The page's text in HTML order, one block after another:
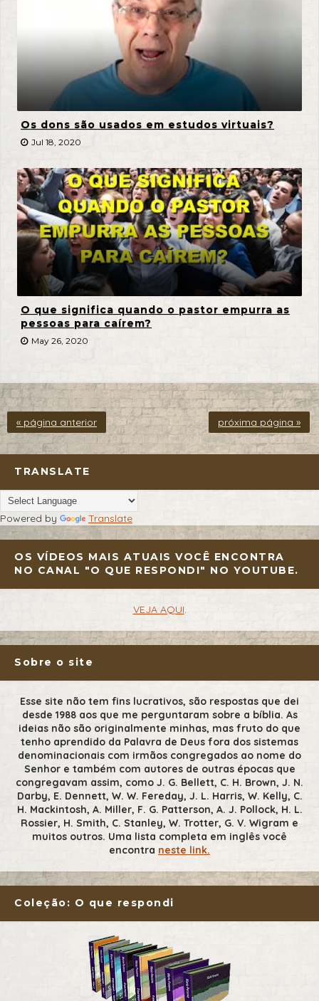
Os dons são usados em estudos virtuais?
Jul 18, 2020
O que significa quando o pastor empurra as
pessoas para caírem?
May 26, 2020
« página anterior próxima página »
TRANSLATE
Powered by Translate
OS VÍDEOS MAIS ATUAIS VOCÊ ENCONTRA
NO CANAL "O QUE RESPONDI" NO YOUTUBE.
VEJA AQUI.
Sobre o site
Esse site não tem fins lucrativos, são respostas que dei
desde 1988 aos que me perguntaram sobre a bíblia. As
ideias não são originalmente minhas, mas fruto do que
tenho aprendido da Palavra de Deus fora dos sistemas
denominacionais com irmãos congregados ao nome do
Senhor e também com autores de outras épocas que
congregavam assim, como J. G. Bellett, C. H. Brown, J. N.
Darby, E. Dennett, W. W. Fereday, J. L. Harris, W. Kelly, C.
H. Mackintosh, A. Miller, F. G. Patterson, A. J. Pollock, H. L.
Rossier, H. Smith, C. Stanley, W. Trotter, G. V. Wigram e
muitos outros. Uma lista completa em inglês você
encontra neste link.
Coleção: O que respondi